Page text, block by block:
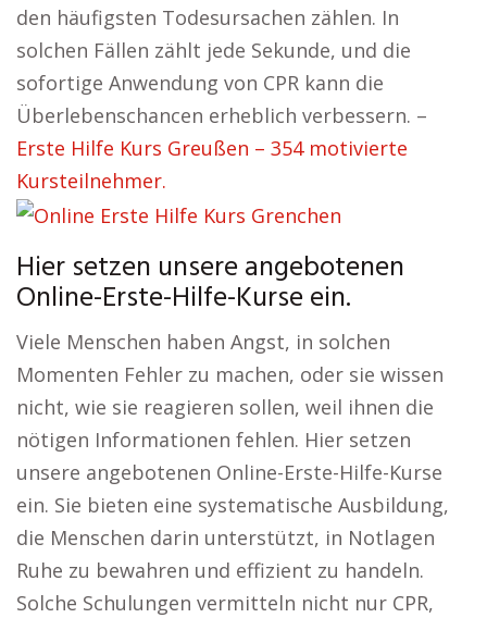
den häufigsten Todesursachen zählen. In
solchen Fällen zählt jede Sekunde, und die
sofortige Anwendung von CPR kann die
Überlebenschancen erheblich verbessern. –
Erste Hilfe Kurs Greußen – 354 motivierte
Kursteilnehmer.
Hier setzen unsere angebotenen
Online-Erste-Hilfe-Kurse ein.
Viele Menschen haben Angst, in solchen
Momenten Fehler zu machen, oder sie wissen
nicht, wie sie reagieren sollen, weil ihnen die
nötigen Informationen fehlen. Hier setzen
unsere angebotenen Online-Erste-Hilfe-Kurse
ein. Sie bieten eine systematische Ausbildung,
die Menschen darin unterstützt, in Notlagen
Ruhe zu bewahren und effizient zu handeln.
Solche Schulungen vermitteln nicht nur CPR,